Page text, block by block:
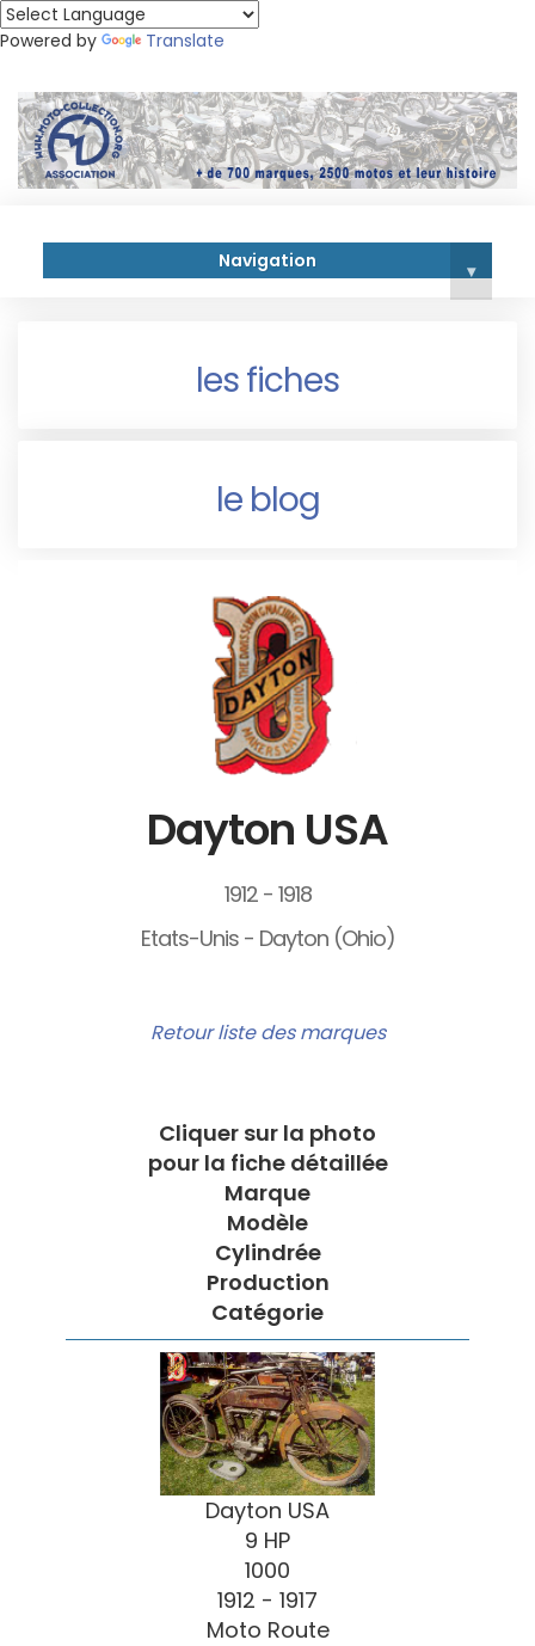
Powered by Translate
Navigation ▾
les fiches
le blog
Dayton USA
1912 - 1918
Etats-Unis - Dayton (Ohio)
Retour liste des marques
Cliquer sur la photo
pour la fiche détaillée
Marque
Modèle
Cylindrée
Production
Catégorie
Dayton USA
9 HP
1000
1912 - 1917
Moto Route